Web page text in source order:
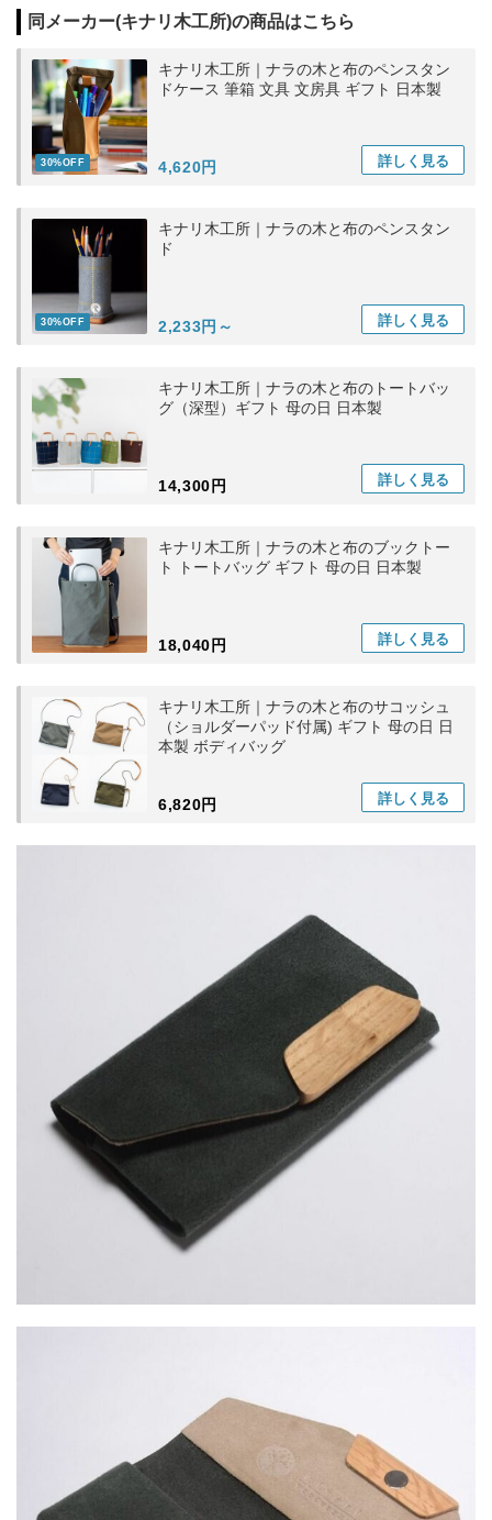
同メーカー(キナリ木工所)の商品はこちら
30%OFF
キナリ木工所｜ナラの木と布のペンスタン
ドケース 筆箱 文具 文房具 ギフト 日本製
4,620円 詳しく 見る
30%OFF
キナリ木工所｜ナラの木と布のペンスタン
ド
2,233円～ 詳しく 見る
キナリ木工所｜ナラの木と布のトートバッ
グ（深型）ギフト 母の日 日本製
14,300円 詳しく 見る
キナリ木工所｜ナラの木と布のブックトー
ト トートバッグ ギフト 母の日 日本製
18,040円 詳しく 見る
キナリ木工所｜ナラの木と布のサコッシュ
（ショルダーパッド付属) ギフト 母の日 日
本製 ボディバッグ
6,820円 詳しく 見る